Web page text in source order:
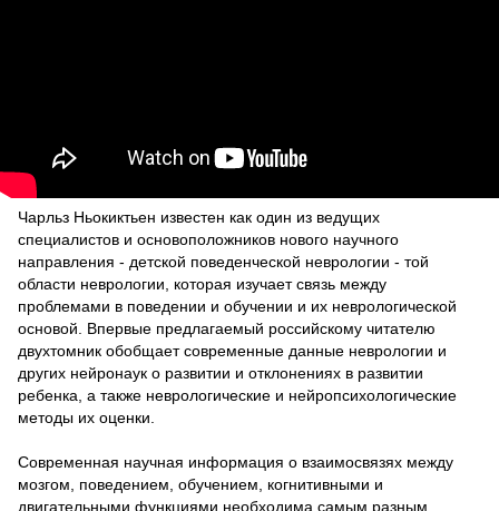
Чарльз Ньокиктьен известен как один из ведущих
специалистов и основоположников нового научного
направления - детской поведенческой неврологии - той
области неврологии, которая изучает связь между
проблемами в поведении и обучении и их неврологической
основой. Впервые предлагаемый российскому читателю
двухтомник обобщает современные данные неврологии и
других нейронаук о развитии и отклонениях в развитии
ребенка, а также неврологические и нейропсихологические
методы их оценки.
Современная научная информация о взаимосвязях между
мозгом, поведением, обучением, когнитивными и
двигательными функциями необходима самым разным